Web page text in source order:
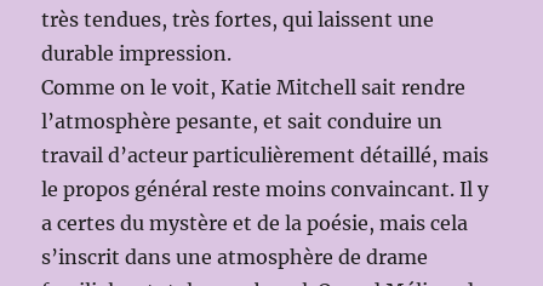
très tendues, très fortes, qui laissent une
durable impression.
Comme on le voit, Katie Mitchell sait rendre
l’atmosphère pesante, et sait conduire un
travail d’acteur particulièrement détaillé, mais
le propos général reste moins convaincant. Il y
a certes du mystère et de la poésie, mais cela
s’inscrit dans une atmosphère de drame